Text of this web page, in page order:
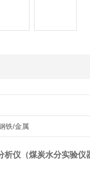
铁/金属
析仪（煤炭水分实验仪